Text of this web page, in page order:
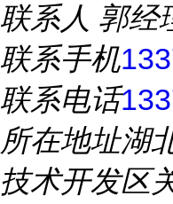
联系人 郭经
联系手机
联系电话
所在地址湖
技术开发区